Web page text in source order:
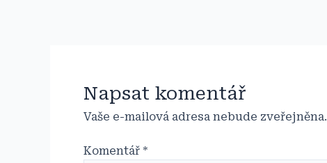
Napsat komentář
Vaše e-mailová adresa nebude zveřejněna.
Komentář *